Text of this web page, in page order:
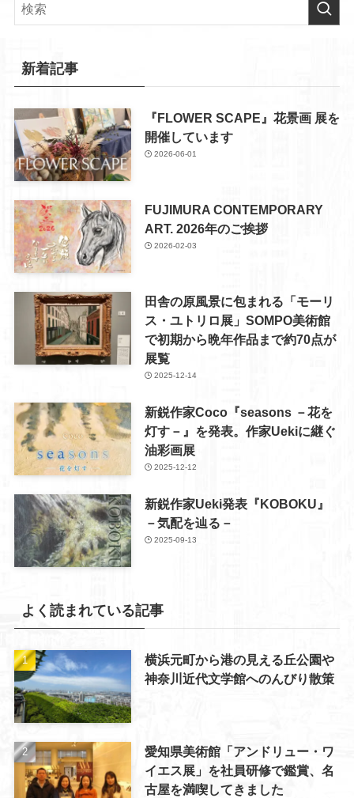
新着記事
『FLOWER SCAPE』花景画 展を
開催しています
2026-06-01
FUJIMURA CONTEMPORARY
ART. 2026年のご挨拶
2026-02-03
田舎の原風景に包まれる「モーリ
ス・ユトリロ展」SOMPO美術館
で初期から晩年作品まで約70点が
展覧
2025-12-14
新鋭作家Coco『seasons －花を
灯す－』を発表。作家Uekiに継ぐ
油彩画展
2025-12-12
新鋭作家Ueki発表『KOBOKU』
－気配を辿る－
2025-09-13
よく読まれている記事
横浜元町から港の見える丘公園や
神奈川近代文学館へのんびり散策
愛知県美術館「アンドリュー・ワ
イエス展」を社員研修で鑑賞、名
古屋を満喫してきました